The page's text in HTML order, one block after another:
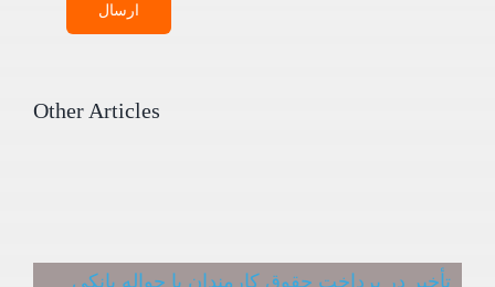
ارسال
Other Articles
تأخیر در پرداخت حقوق کارمندان با حواله بانکی